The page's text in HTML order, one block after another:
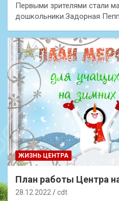
Первыми зрителями стали
дошкольники.Задорная
ЖИЗНЬ ЦЕНТРА
План работы Центра
28.12.2022 cdt